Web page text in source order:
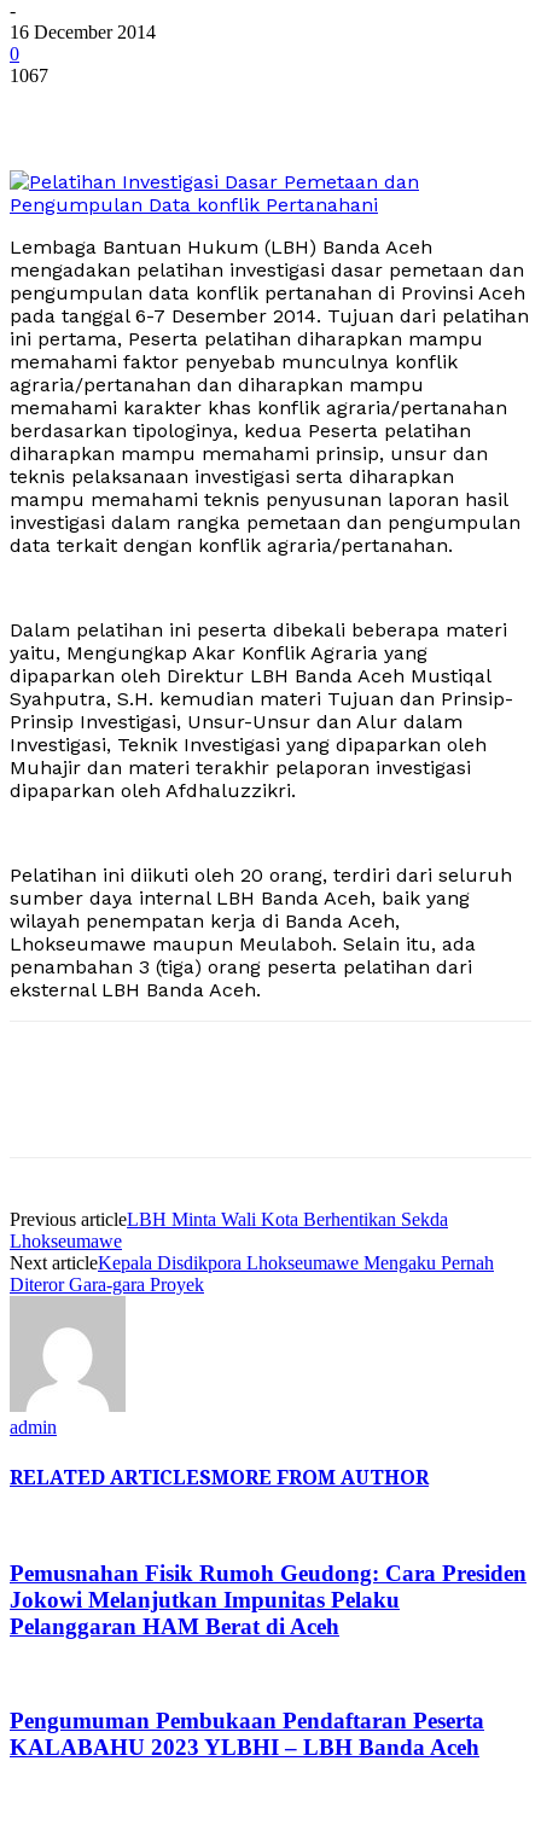
-
16 December 2014
0
1067
Lembaga Bantuan Hukum (LBH) Banda Aceh
mengadakan pelatihan investigasi dasar pemetaan dan
pengumpulan data konflik pertanahan di Provinsi Aceh
pada tanggal 6-7 Desember 2014. Tujuan dari pelatihan
ini pertama, Peserta pelatihan diharapkan mampu
memahami faktor penyebab munculnya konflik
agraria/pertanahan dan diharapkan mampu
memahami karakter khas konflik agraria/pertanahan
berdasarkan tipologinya, kedua Peserta pelatihan
diharapkan mampu memahami prinsip, unsur dan
teknis pelaksanaan investigasi serta diharapkan
mampu memahami teknis penyusunan laporan hasil
investigasi dalam rangka pemetaan dan pengumpulan
data terkait dengan konflik agraria/pertanahan.
Dalam pelatihan ini peserta dibekali beberapa materi
yaitu, Mengungkap Akar Konflik Agraria yang
dipaparkan oleh Direktur LBH Banda Aceh Mustiqal
Syahputra, S.H. kemudian materi Tujuan dan Prinsip-
Prinsip Investigasi, Unsur-Unsur dan Alur dalam
Investigasi, Teknik Investigasi yang dipaparkan oleh
Muhajir dan materi terakhir pelaporan investigasi
dipaparkan oleh Afdhaluzzikri.
Pelatihan ini diikuti oleh 20 orang, terdiri dari seluruh
sumber daya internal LBH Banda Aceh, baik yang
wilayah penempatan kerja di Banda Aceh,
Lhokseumawe maupun Meulaboh. Selain itu, ada
penambahan 3 (tiga) orang peserta pelatihan dari
eksternal LBH Banda Aceh.
Previous articleLBH Minta Wali Kota Berhentikan Sekda
Lhokseumawe
Next articleKepala Disdikpora Lhokseumawe Mengaku Pernah
Diteror Gara-gara Proyek
admin
RELATED ARTICLESMORE FROM AUTHOR
Pemusnahan Fisik Rumoh Geudong: Cara Presiden
Jokowi Melanjutkan Impunitas Pelaku
Pelanggaran HAM Berat di Aceh
Pengumuman Pembukaan Pendaftaran Peserta
KALABAHU 2023 YLBHI – LBH Banda Aceh